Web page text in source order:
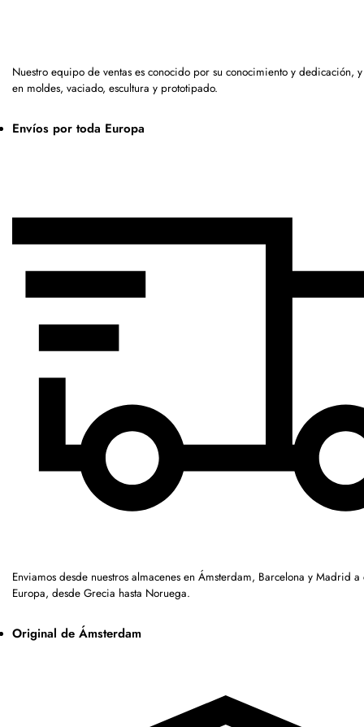
Nuestro equipo de ventas es conocido por su conocimiento y dedicación,
en moldes, vaciado, escultura y prototipado.
Envíos por toda Europa
Enviamos desde nuestros almacenes en Ámsterdam, Barcelona y Madrid
Europa, desde Grecia hasta Noruega.
Original de Ámsterdam